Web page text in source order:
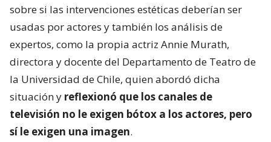
sobre si las intervenciones estéticas deberían ser
usadas por actores y también los análisis de
expertos, como la propia actriz Annie Murath,
directora y docente del Departamento de Teatro de
la Universidad de Chile, quien abordó dicha
situación y reflexionó que los canales de
televisión no le exigen bótox a los actores, pero
sí le exigen una imagen.